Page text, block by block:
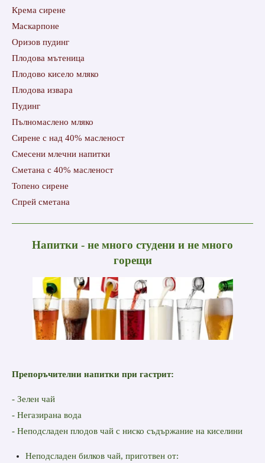
Крема сирене
Маскарпоне
Оризов пудинг
Плодова мътеница
Плодово кисело мляко
Плодова извара
Пудинг
Пълномаслено мляко
Сирене с над 40% масленост
Смесени млечни напитки
Сметана с 40% масленост
Топено сирене
Спрей сметана
Напитки - не много студени и не много
горещи
Препоръчителни напитки при гастрит:
- Зелен чай
- Негазирана вода
- Неподсладен плодов чай с ниско съдържание на киселини
Неподсладен билков чай, приготвен от: